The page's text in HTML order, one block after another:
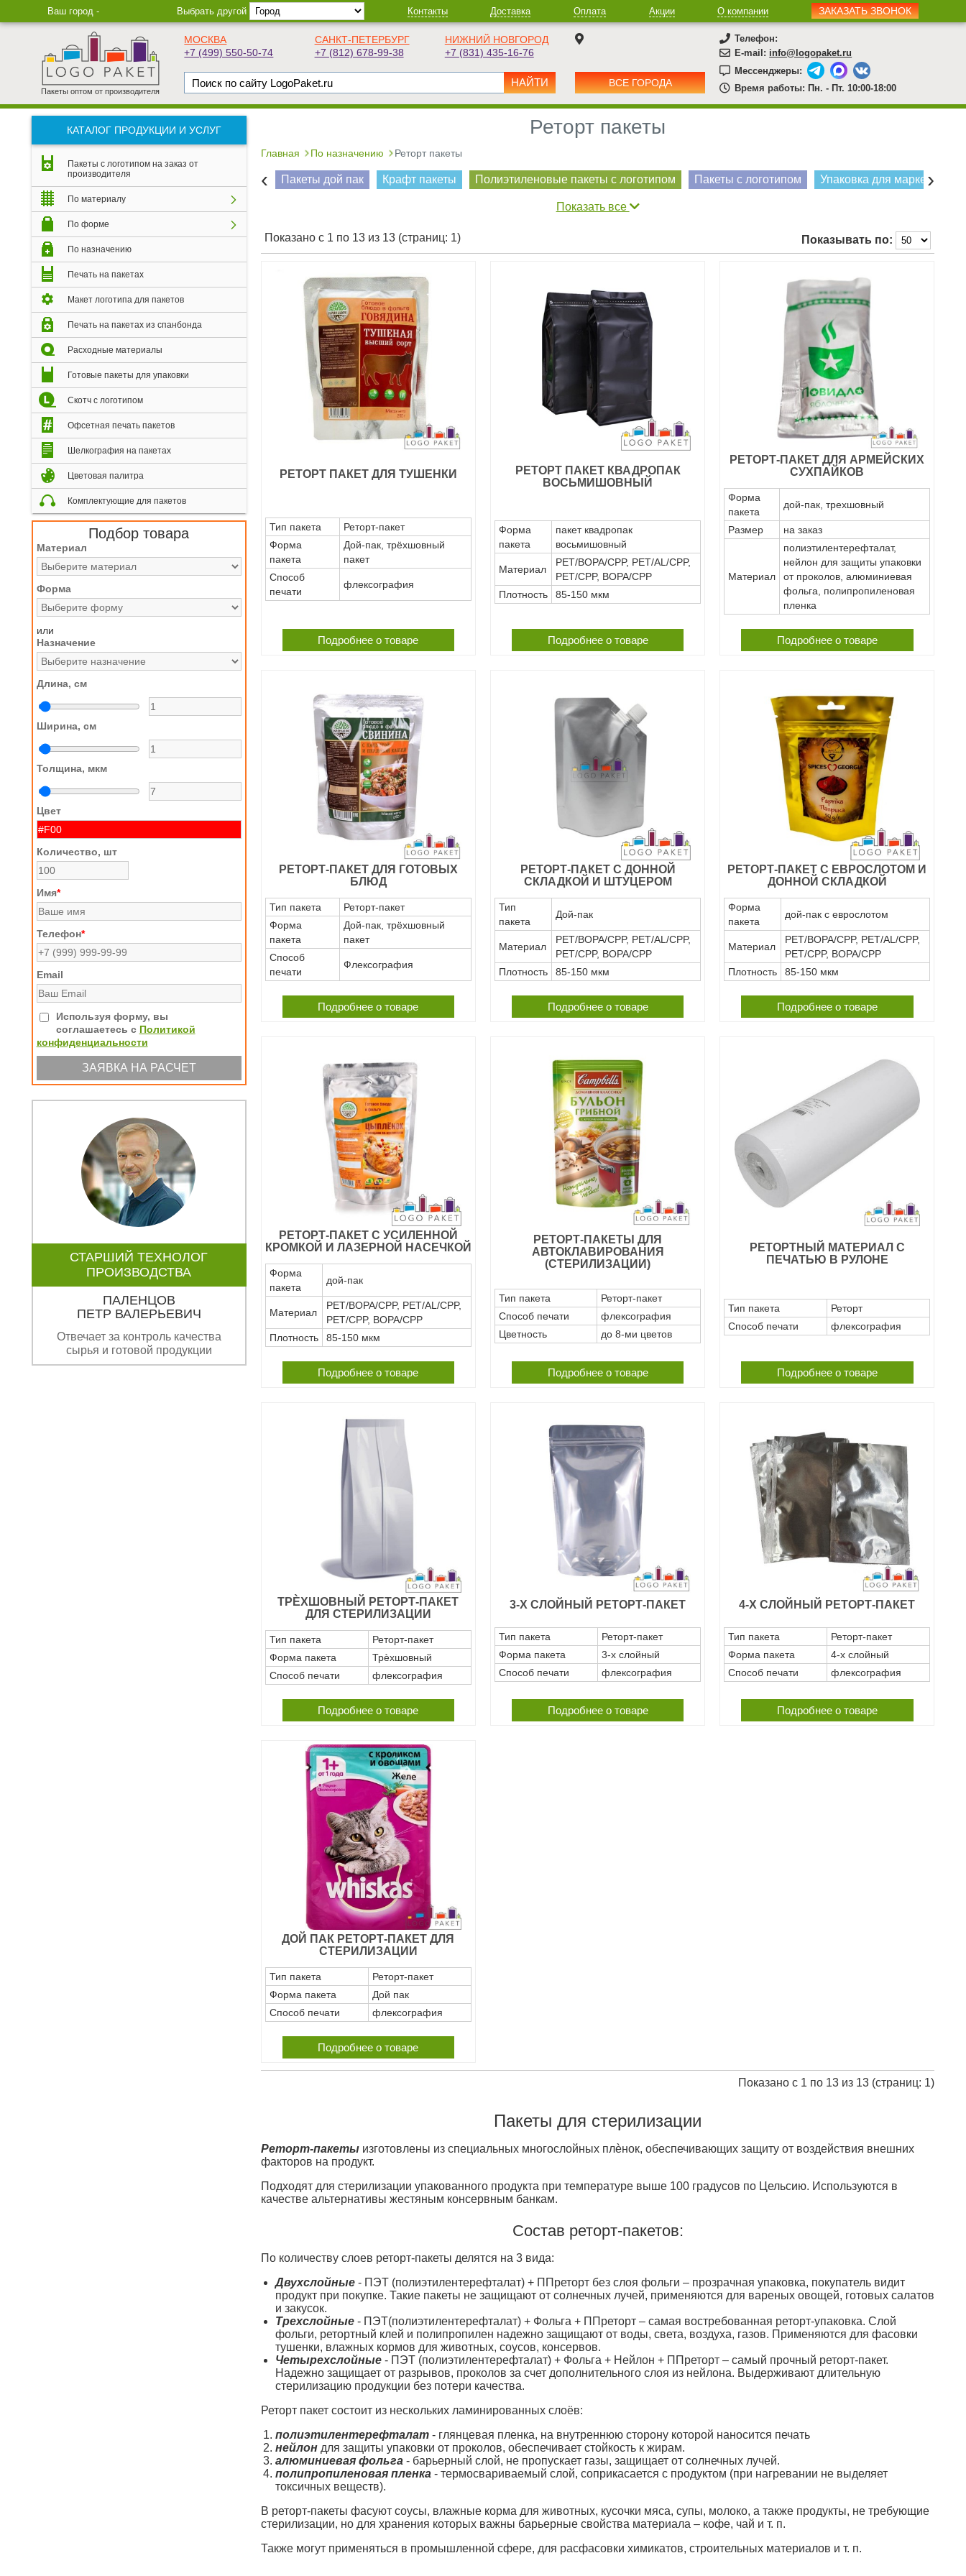
Ваш город - Выбрать другой Контакты Доставка Оплата Акции О компании ЗАКАЗАТЬ ЗВОНОК
Пакеты оптом от производителя
МОСКВА
+7 (499) 550-50-74
САНКТ-ПЕТЕРБУРГ
+7 (812) 678-99-38
НИЖНИЙ НОВГОРОД
+7 (831) 435-16-76
ВСЕ ГОРОДА
Телефон:
E-mail: info@logopaket.ru
Мессенджеры:
Время работы: Пн. - Пт. 10:00-18:00
КАТАЛОГ ПРОДУКЦИИ И УСЛУГ
Пакеты с логотипом на заказ от
производителя
По материалу
По форме
По назначению
Печать на пакетах
Макет логотипа для пакетов
Печать на пакетах из спанбонда
Расходные материалы
Готовые пакеты для упаковки
Скотч с логотипом
Офсетная печать пакетов
Шелкография на пакетах
Цветовая палитра
Комплектующие для пакетов
Подбор товара
Материал
Форма
или
Назначение
Длина, см
Ширина, см
Толщина, мкм
Цвет
Количество, шт
Имя*
Телефон*
Email
Используя форму, вы
соглашаетесь с Политикой
конфиденциальности
СТАРШИЙ ТЕХНОЛОГ
ПРОИЗВОДСТВА
ПАЛЕНЦОВ
ПЕТР ВАЛЕРЬЕВИЧ
Отвечает за контроль качества
сырья и готовой продукции
Реторт пакеты
Главная По назначению Реторт пакеты
Пакеты дой пак Крафт пакеты Полиэтиленовые пакеты с логотипом Пакеты с логотипом Упаковка для
‹ ›
Показать все
Показано с 1 по 13 из 13 (страниц: 1) Показывать по:
РЕТОРТ ПАКЕТ ДЛЯ ТУШЕНКИ
Тип пакета
Реторт-пакет
Форма
пакета
Дой-пак, трёхшовный
пакет
Способ
печати
флексография
Подробнее о товаре
РЕТОРТ ПАКЕТ КВАДРОПАК
ВОСЬМИШОВНЫЙ
Форма
пакета
пакет квадропак
восьмишовный
Материал
PET/BOPA/CPP, PET/AL/CPP,
PET/CPP, BOPA/CPP
Плотность
85-150 мкм
Подробнее о товаре
РЕТОРТ-ПАКЕТ ДЛЯ АРМЕЙСКИХ
СУХПАЙКОВ
Форма
пакета
дой-пак, трехшовный
Размер на заказ
Материал
полиэтилентерефталат,
нейлон для защиты упаковки
от проколов, алюминиевая
фольга, полипропиленовая
пленка
Подробнее о товаре
РЕТОРТ-ПАКЕТ ДЛЯ ГОТОВЫХ
БЛЮД
Тип пакета
Реторт-пакет
Форма
пакета
Дой-пак, трёхшовный
пакет
Способ
печати
Флексография
Подробнее о товаре
РЕТОРТ-ПАКЕТ С ДОННОЙ
СКЛАДКОЙ И ШТУЦЕРОМ
Тип
пакета
Дой-пак
Материал
PET/BOPA/CPP, PET/AL/CPP,
PET/CPP, BOPA/CPP
Плотность
85-150 мкм
Подробнее о товаре
РЕТОРТ-ПАКЕТ С ЕВРОСЛОТОМ И
ДОННОЙ СКЛАДКОЙ
Форма
пакета
дой-пак с еврослотом
Материал
PET/BOPA/CPP, PET/AL/CPP,
PET/CPP, BOPA/CPP
Плотность
85-150 мкм
Подробнее о товаре
РЕТОРТ-ПАКЕТ С УСИЛЕННОЙ
КРОМКОЙ И ЛАЗЕРНОЙ НАСЕЧКОЙ
Форма
пакета
дой-пак
Материал
PET/BOPA/CPP, PET/AL/CPP,
PET/CPP, BOPA/CPP
Плотность
85-150 мкм
Подробнее о товаре
РЕТОРТ-ПАКЕТЫ ДЛЯ
АВТОКЛАВИРОВАНИЯ
(СТЕРИЛИЗАЦИИ)
Тип пакета
Реторт-пакет
Способ печати
флексография
Цветность
до 8-ми цветов
Подробнее о товаре
РЕТОРТНЫЙ МАТЕРИАЛ С
ПЕЧАТЬЮ В РУЛОНЕ
Тип пакета
Реторт
Способ печати
флексография
Подробнее о товаре
ТРЀХШОВНЫЙ РЕТОРТ-ПАКЕТ
ДЛЯ СТЕРИЛИЗАЦИИ
Тип пакета
Реторт-пакет
Форма пакета
Трѐхшовный
Способ печати
флексография
Подробнее о товаре
3-Х СЛОЙНЫЙ РЕТОРТ-ПАКЕТ
Тип пакета
Реторт-пакет
Форма пакета
3-х слойный
Способ печати
флексография
Подробнее о товаре
4-Х СЛОЙНЫЙ РЕТОРТ-ПАКЕТ
Тип пакета
Реторт-пакет
Форма пакета
4-х слойный
Способ печати
флексография
Подробнее о товаре
ДОЙ ПАК РЕТОРТ-ПАКЕТ ДЛЯ
СТЕРИЛИЗАЦИИ
Тип пакета
Реторт-пакет
Форма пакета
Дой пак
Способ печати
флексография
Подробнее о товаре
Показано с 1 по 13 из 13 (страниц: 1)
Пакеты для стерилизации
Реторт-пакетыизготовлены из специальных многослойных плѐнок, обеспечивающих защиту от воздействия внешних
факторов на продукт.
Подходят для стерилизации упакованного продукта при температуре выше 100 градусов по Цельсию. Используются в
качестве альтернативы жестяным консервным банкам.
Состав реторт-пакетов:
По количеству слоев реторт-пакеты делятся на 3 вида:
Двухслойные- ПЭТ (полиэтилентерефталат) + ППреторт без слоя фольги – прозрачная упаковка, покупатель видит
продукт при покупке. Такие пакеты не защищают от солнечных лучей, применяются для вареных овощей, готовых салатов
и закусок.
Трехслойные- ПЭТ(полиэтилентерефталат) + Фольга + ППреторт – самая востребованная реторт-упаковка. Слой
фольги, ретортный клей и полипропилен надежно защищают от воды, света, воздуха, газов. Применяются для фасовки
тушенки, влажных кормов для животных, соусов, консервов.
Четырехслойные- ПЭТ (полиэтилентерефталат) + Фольга + Нейлон + ППреторт – самый прочный реторт-пакет.
Надежно защищает от разрывов, проколов за счет дополнительного слоя из нейлона. Выдерживают длительную
стерилизацию продукции без потери качества.
Реторт пакет состоит из нескольких ламинированных слоёв:
полиэтилентерефталат- глянцевая пленка, на внутреннюю сторону которой наносится печать
нейлондля защиты упаковки от проколов, обеспечивает стойкость к жирам.
алюминиевая фольга- барьерный слой, не пропускает газы, защищает от солнечных лучей.
полипропиленовая пленка- термосвариваемый слой, соприкасается с продуктом (при нагревании не выделяет
токсичных веществ).
В реторт-пакеты фасуют соусы, влажные корма для животных, кусочки мяса, супы, молоко, а также продукты, не требующие
стерилизации, но для хранения которых важны барьерные свойства материала – кофе, чай и т. п.
Также могут применяться в промышленной сфере, для расфасовки химикатов, строительных материалов и т. п.